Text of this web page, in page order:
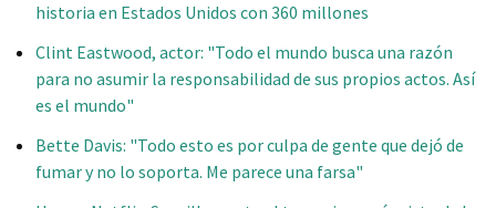
historia en Estados Unidos con 360 millones
Clint Eastwood, actor: "Todo el mundo busca una razón
para no asumir la responsabilidad de sus propios actos. Así
es el mundo"
Bette Davis: "Todo esto es por culpa de gente que dejó de
fumar y no lo soporta. Me parece una farsa"